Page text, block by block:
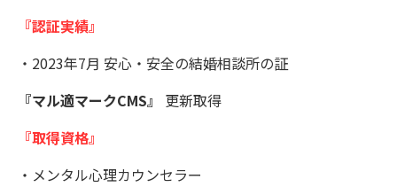
『認証実績』
・ 2023年7月 安心・安全の結婚相談所の証
『マル適マークCMS』
更新取得
『取得資格』
・メンタル心理カウンセラー